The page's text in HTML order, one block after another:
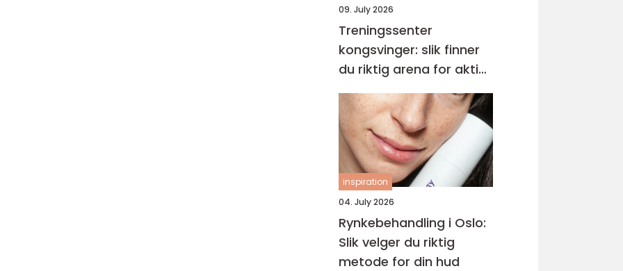
09. July 2026
Treningssenter
kongsvinger: slik finner
du riktig arena for aktiv
hverdag
inspiration
04. July 2026
Rynkebehandling i Oslo:
Slik velger du riktig
metode for din hud